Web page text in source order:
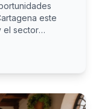
este
el sector